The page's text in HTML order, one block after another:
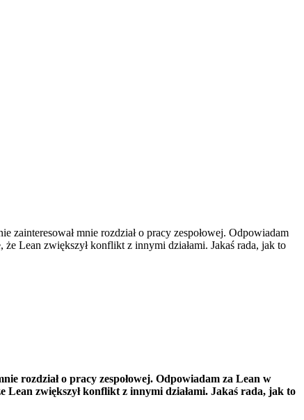
mnie rozdział o pracy zespołowej. Odpowiadam
Lean zwiększył konflikt z innymi działami. Jakaś rada, jak to
rozdział o pracy zespołowej. Odpowiadam za Lean w
Lean zwiększył konflikt z innymi działami. Jakaś rada, jak to